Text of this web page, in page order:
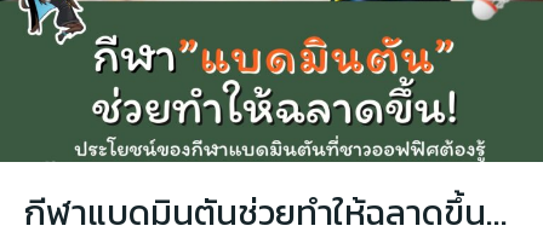
กีฬาแบดมินตันช่วยทำให้ฉลาดขึ้นจริงไหม ? และประโยชน์ที่ชาวออฟฟิศต้องรู้!